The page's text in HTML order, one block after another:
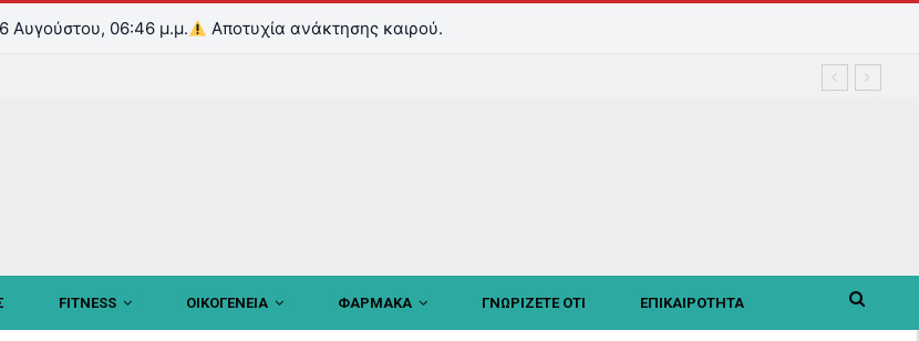
Αυγούστου, 06:46 μ.μ. Αποτυχία ανάκτησης καιρού.
FITNESS ΟΙΚΟΓΕΝΕΙΑ ΦΑΡΜΑΚΑ ΓΝΩΡΙΖΕΤΕ ΟΤΙ ΕΠΙΚΑΙΡΟΤΗΤΑ